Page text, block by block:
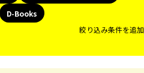
D-Books
絞り込み条件を追加